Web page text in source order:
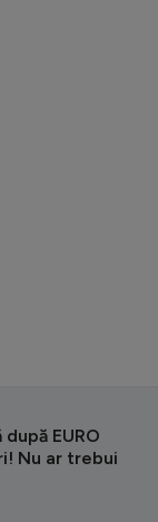
EURO
Nu ar trebui